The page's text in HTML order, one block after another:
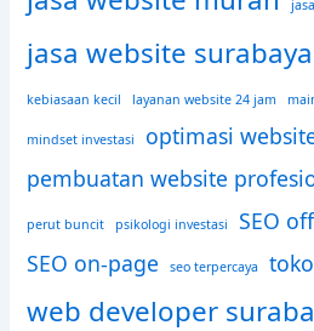
jasa website surabaya
kebiasaan kecil layanan website 24 jam
mindset investasi optimasi
pembuatan website
perut buncit psikologi investasi
SEO
SEO on-page
seo terpercaya
web developer